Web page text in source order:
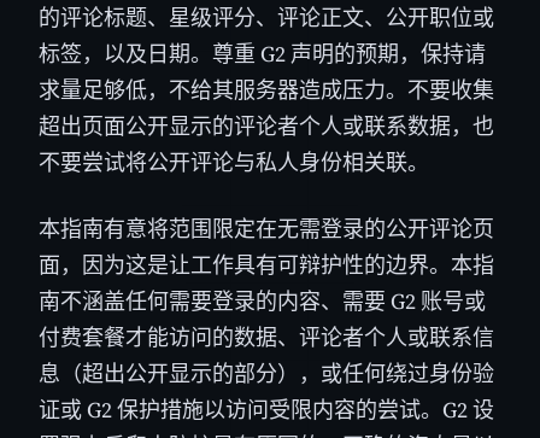
的评论标题、星级评分、评论正文、公开职位或
标签，以及日期。尊重 G2 声明的预期，保持请
求量足够低，不给其服务器造成压力。不要收集
超出页面公开显示的评论者个人或联系数据，也
不要尝试将公开评论与私人身份相关联。
本指南有意将范围限定在无需登录的公开评论页
面，因为这是让工作具有可辩护性的边界。本指
南不涵盖任何需要登录的内容、需要 G2 账号或
付费套餐才能访问的数据、评论者个人或联系信
息（超出公开显示的部分），或任何绕过身份验
证或 G2 保护措施以访问受限内容的尝试。G2 设